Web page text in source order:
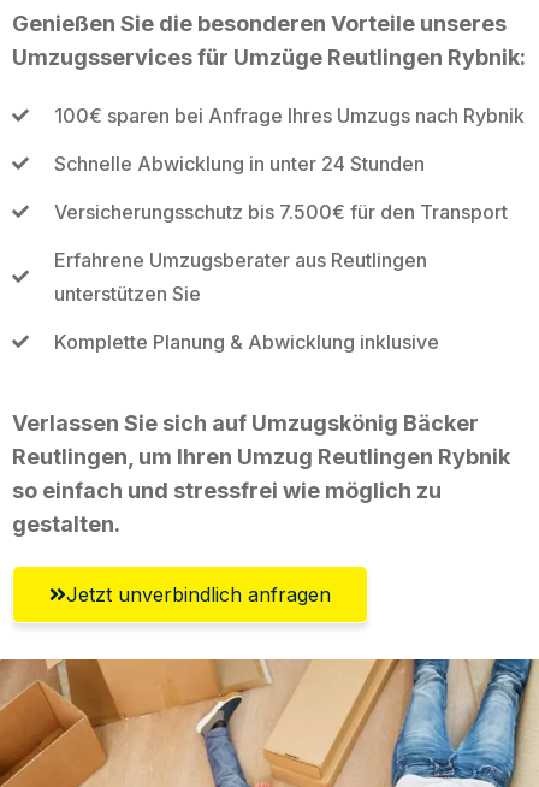
Genießen Sie die besonderen Vorteile unseres
Umzugsservices für Umzüge Reutlingen Rybnik:
100€ sparen bei Anfrage Ihres Umzugs nach Rybnik
Schnelle Abwicklung in unter 24 Stunden
Versicherungsschutz bis 7.500€ für den Transport
Erfahrene Umzugsberater aus Reutlingen
unterstützen Sie
Komplette Planung & Abwicklung inklusive
Verlassen Sie sich auf Umzugskönig Bäcker
Reutlingen, um Ihren Umzug Reutlingen Rybnik
so einfach und stressfrei wie möglich zu
gestalten.
Jetzt unverbindlich anfragen